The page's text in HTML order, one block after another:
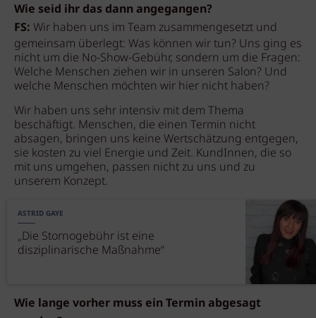
Wie seid ihr das dann angegangen?
FS: Wir haben uns im Team zusammengesetzt und
gemeinsam überlegt: Was können wir tun? Uns ging es
nicht um die No-Show-Gebühr, sondern um die Fragen:
Welche Menschen ziehen wir in unseren Salon? Und
welche Menschen möchten wir hier nicht haben?
Wir haben uns sehr intensiv mit dem Thema
beschäftigt. Menschen, die einen Termin nicht
absagen, bringen uns keine Wertschätzung entgegen,
sie kosten zu viel Energie und Zeit. KundInnen, die so
mit uns umgehen, passen nicht zu uns und zu
unserem Konzept.
ASTRID GAYE
„Die Stornogebühr ist eine
disziplinarische Maßnahme“
Wie lange vorher muss ein Termin abgesagt